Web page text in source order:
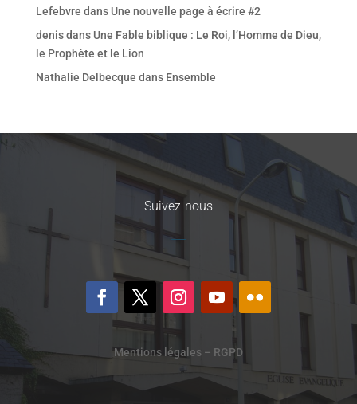
Lefebvre dans Une nouvelle page à écrire #2
denisdans Une Fable biblique : Le Roi, l’Homme de Dieu,
le Prophète et le Lion
Nathalie Delbecque dans Ensemble
Suivez-nous
Mentions légales – RGPD